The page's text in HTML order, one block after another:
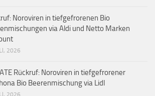
Noroviren in tiefgefrorenen Bio
via Aldi und Netto Marken
2026
Rückruf: Noroviren in tiefgefrorener
Bio Beerenmischung via Lidl